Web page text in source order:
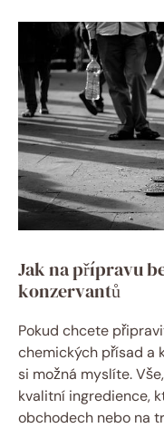
Jak na přípravu
konzervantů
Pokud chcete
chemických přísad a
si možná myslíte.
kvalitní ingredience,
obchodech nebo na